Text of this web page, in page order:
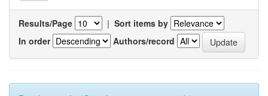
Results/Page | Sort items by
In order
Authors/record